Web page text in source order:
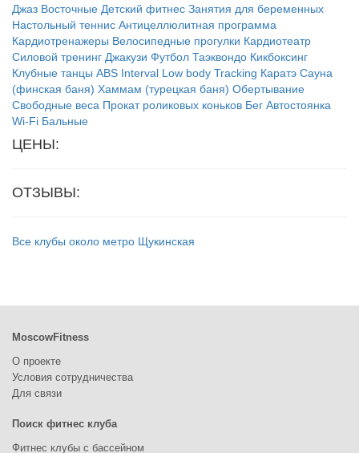
Джаз Восточные Детский фитнес Занятия для беременных
Настольный теннис Антицеллюлитная программа
Кардиотренажеры Велосипедные прогулки Кардиотеатр
Силовой тренинг Джакузи Футбол Таэквондо Кикбоксинг
Клубные танцы ABS Interval Low body Tracking Каратэ Сауна
(финская баня) Хаммам (турецкая баня) Обертывание
Свободные веса Прокат роликовых коньков Бег Автостоянка
Wi-Fi Бальные
ЦЕНЫ:
ОТЗЫВЫ:
Все клубы около метро Щукинская
MoscowFitness
О проекте
Условия сотрудничества
Для связи
Поиск фитнес клуба
Фитнес клубы с бассейном